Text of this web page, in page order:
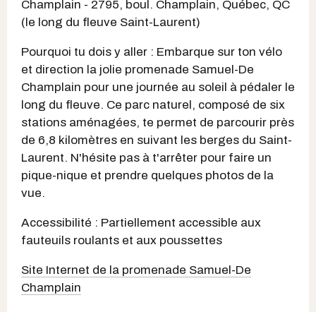
Champlain - 2795, boul. Champlain, Québec, QC
(le long du fleuve Saint-Laurent)
Pourquoi tu dois y aller : Embarque sur ton vélo
et direction la jolie promenade Samuel-De
Champlain pour une journée au soleil à pédaler le
long du fleuve. Ce parc naturel, composé de six
stations aménagées, te permet de parcourir près
de 6,8 kilomètres en suivant les berges du Saint-
Laurent. N'hésite pas à t'arrêter pour faire un
pique-nique et prendre quelques photos de la
vue.
Accessibilité : Partiellement accessible aux
fauteuils roulants et aux poussettes
Site Internet de la promenade Samuel-De
Champlain